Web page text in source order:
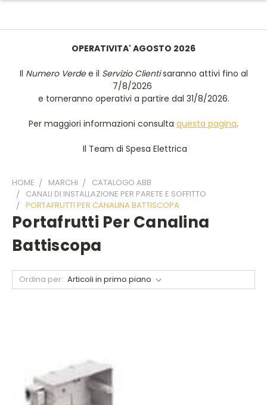
OPERATIVITA' AGOSTO 2026
Il Numero Verdee il Servizio Clientisaranno attivi fino al
7/8/2026
e torneranno operativi a partire dal 31/8/2026.
Per maggiori informazioni consulta questa pagina.
Il Team di Spesa Elettrica
HOME MARCHI
CATALOGO ABB
CANALI DI INSTALLAZIONE PER PARETE E SOFFITTO
PORTAFRUTTI PER CANALINA BATTISCOPA
Portafrutti Per Canalina
Battiscopa
Ordina per: